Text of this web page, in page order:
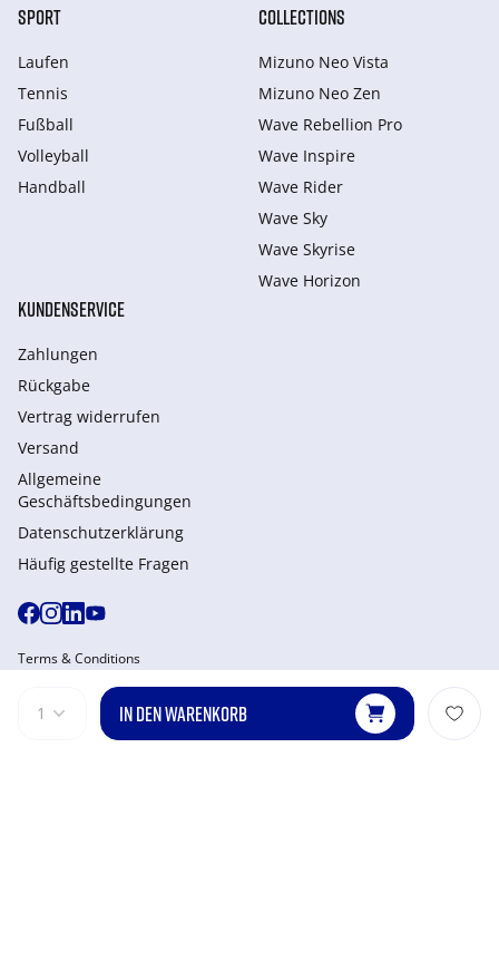
1 IN DEN WARENKORB
SPORT
Laufen
Tennis
Fußball
Volleyball
Handball
COLLECTIONS
Mizuno Neo Vista
Mizuno Neo Zen
Wave Rebellion Pro
Wave Inspire
Wave Rider
Wave Sky
Wave Skyrise
Wave Horizon
KUNDENSERVICE
Zahlungen
Rückgabe
Vertrag widerrufen
Versand
Allgemeine
Geschäftsbedingungen
Datenschutzerklärung
Häufig gestellte Fragen
Terms & Conditions
Payment Options
Privacy & Policy